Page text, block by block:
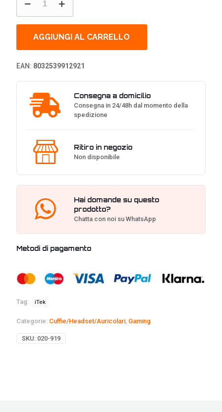
TAURUS
Araf
Gaming
Headset
5.1,
-
Nero
AGGIUNGI AL CARRELLO
EAN: 8032539912921
Consegna a domicilio
Consegna in 24/48h dal momento della
spedizione
Ritiro in negozio
Non disponibile
Hai domande su questo
prodotto?
Chatta con noi su WhatsApp
Metodi di pagamento
Tag: iTek
Categorie: Cuffie/Headset/Auricolari, Gaming
SKU: 020-919